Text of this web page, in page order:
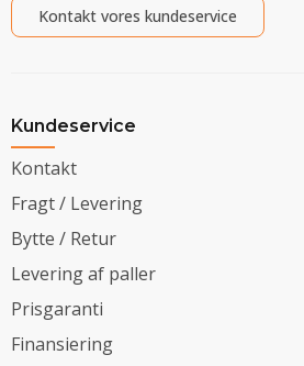
Kontakt vores kundeservice
Kundeservice
Kontakt
Fragt / Levering
Bytte / Retur
Levering af paller
Prisgaranti
Finansiering